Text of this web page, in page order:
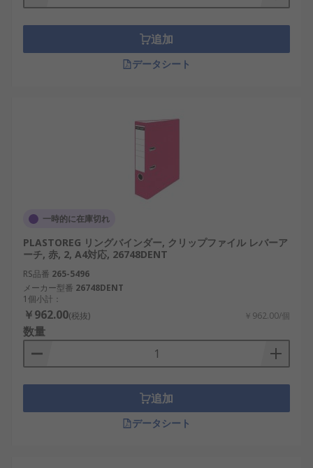
追加
データシート
一時的に在庫切れ
PLASTOREG リングバインダー, クリップファイル レバーア
ーチ, 赤, 2, A4対応, 26748DENT
RS品番 265-5496
メーカー型番 26748DENT
1個小計：
￥962.00(税抜) ￥962.00/個
数量
追加
データシート